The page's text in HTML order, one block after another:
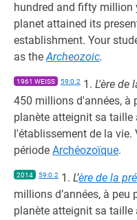
hundred and fifty million
planet attained its
establishment. Your
as theArcheozoic.
1961 WEISS 59:0.2 1. L'ère de
450 millions d'années, à
planète atteignit sa
l'établissement de la
période Archéozoïque.
2014 59:0.2 1. L’ère de la
millions d’années, à
planète atteignit sa taille